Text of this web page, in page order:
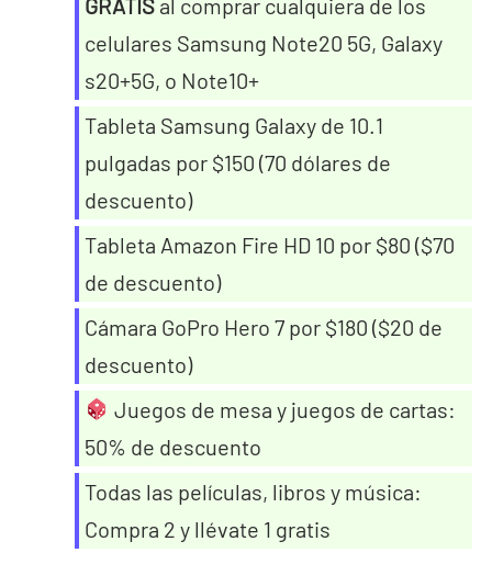
celulares Samsung Note20 5G, Galaxy
s20+5G, o Note10+
Tableta Samsung Galaxy de 10.1
pulgadas por $150 (70 dólares de
descuento)
Tableta Amazon Fire HD 10 por $80 ($70
de descuento)
Cámara GoPro Hero 7 por $180 ($20 de
descuento)
Juegos de mesa y juegos de cartas:
50% de descuento
Todas las películas, libros y música:
Compra 2 y llévate 1 gratis